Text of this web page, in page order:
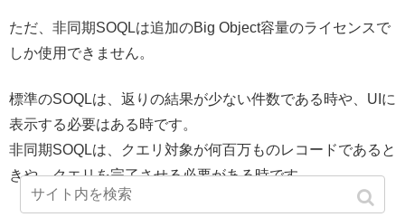
ただ、非同期SOQLは追加のBig Object容量のライセンスで
しか使用できません。
標準のSOQLは、返りの結果が少ない件数である時や、UIに
表示する必要はある時です。
非同期SOQLは、クエリ対象が何百万ものレコードであると
きや、クエリを完了させる必要がある時です。